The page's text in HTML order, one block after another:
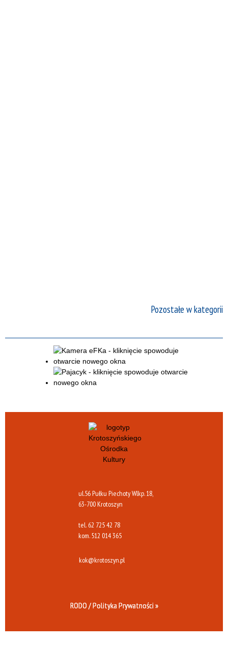
Pozostałe w kategorii
ul.56 Pułku Piechoty Wlkp. 18,
63-700 Krotoszyn
tel. 62 725 42 78
kom.512 014 365
kok@krotoszyn.pl
RODO / Polityka Prywatności »